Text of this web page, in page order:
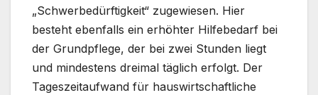
„Schwerbedürftigkeit“ zugewiesen. Hier
besteht ebenfalls ein erhöhter Hilfebedarf bei
der Grundpflege, der bei zwei Stunden liegt
und mindestens dreimal täglich erfolgt. Der
Tageszeitaufwand für hauswirtschaftliche